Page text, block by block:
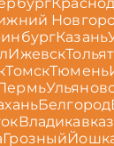
Казань
Ижевск
ТомскТюмень
Белгород
Владикавказ
Грозный